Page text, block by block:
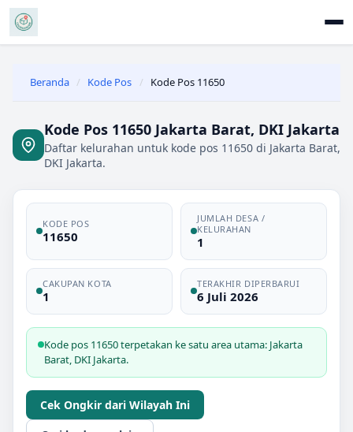
Beranda / Kode Pos / Kode Pos 11650
Kode Pos 11650 Jakarta Barat, DKI Jakarta
Daftar kelurahan untuk kode pos 11650 di Jakarta Barat,
DKI Jakarta.
KODE POS
11650
JUMLAH DESA /
KELURAHAN
1
CAKUPAN KOTA
1
TERAKHIR DIPERBARUI
6 Juli 2026
Kode pos 11650 terpetakan ke satu area utama: Jakarta
Barat, DKI Jakarta.
Cek Ongkir dari Wilayah Ini